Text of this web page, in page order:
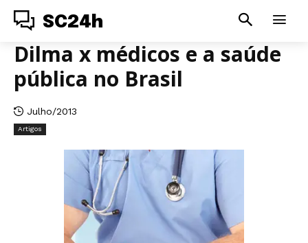
SC24h
Dilma x médicos e a saúde
pública no Brasil
Julho/2013
Artigos